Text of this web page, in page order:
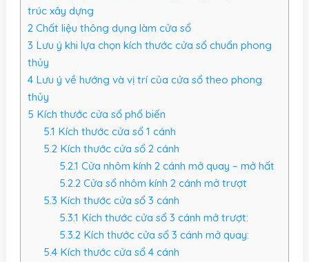
trúc xây dựng
2Chất liệu thông dụng làm cửa sổ
3 Lưu ý khi lựa chọn kích thước cửa sổ chuẩn phong
thủy
4Lưu ý về hướng và vị trí của cửa sổ theo phong
thủy
5 Kích thước cửa sổ phổ biến
5.1 Kích thước cửa sổ 1 cánh
5.2Kích thước cửa sổ 2 cánh
5.2.1 Cửa nhôm kính 2 cánh mở quay – mở hất
5.2.2Cửa sổ nhôm kính 2 cánh mở trượt
5.3 Kích thước cửa sổ 3 cánh
5.3.1 Kích thước cửa sổ 3 cánh mở trượt:
5.3.2Kích thước cửa sổ 3 cánh mở quay:
5.4Kích thước cửa sổ 4 cánh